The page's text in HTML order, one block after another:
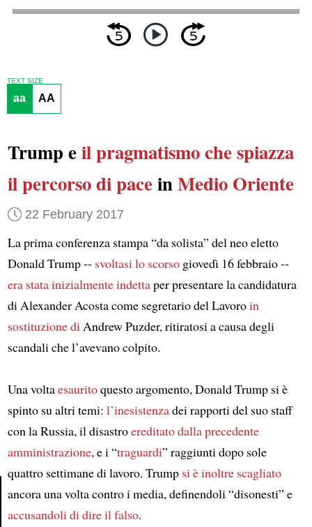
Article
TEXT SIZE
aa AA
Trump eil pragmatismo che spiazza
il percorso di paceinMedio Oriente
22 February 2017
La prima conferenza stampa “da solista” del neo eletto
Donald Trump -- svoltasi lo scorsogiovedì 16 febbraio --
era stata inizialmente indettaper presentare la candidatura
di Alexander Acosta come segretario del Lavoroin
sostituzione diAndrew Puzder, ritiratosi a causa degli
scandali che l’avevano colpito.
Una voltaesauritoquesto argomento, Donald Trump si è
spinto su altri temi: l’inesistenzadei rapporti del suo staff
con la Russia, il disastroereditato dalla precedente
amministrazione, e i “traguardi” raggiunti dopo sole
quattro settimane di lavoro. Trump si è inoltre scagliato
ancora una volta contro i media, definendoli “disonesti” e
accusandoli di dire il falso.